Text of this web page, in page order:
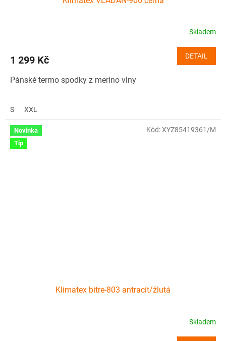
Skladem
1 299 Kč DETAIL
Pánské termo spodky z merino vlny
S XXL
Novinka
Tip
Klimatex bitre-803 antracit/žlutá
Skladem
Kód:XYZ85419361/M